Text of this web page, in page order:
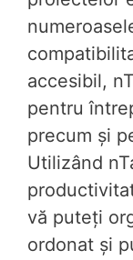
accesibil,
pentru
precum și
Utilizând
vă puteți
ordonat și